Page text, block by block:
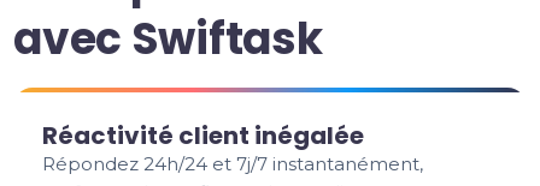
avec Swiftask
Réactivité client inégalée
Répondez 24h/24 et 7j/7 instantanément,